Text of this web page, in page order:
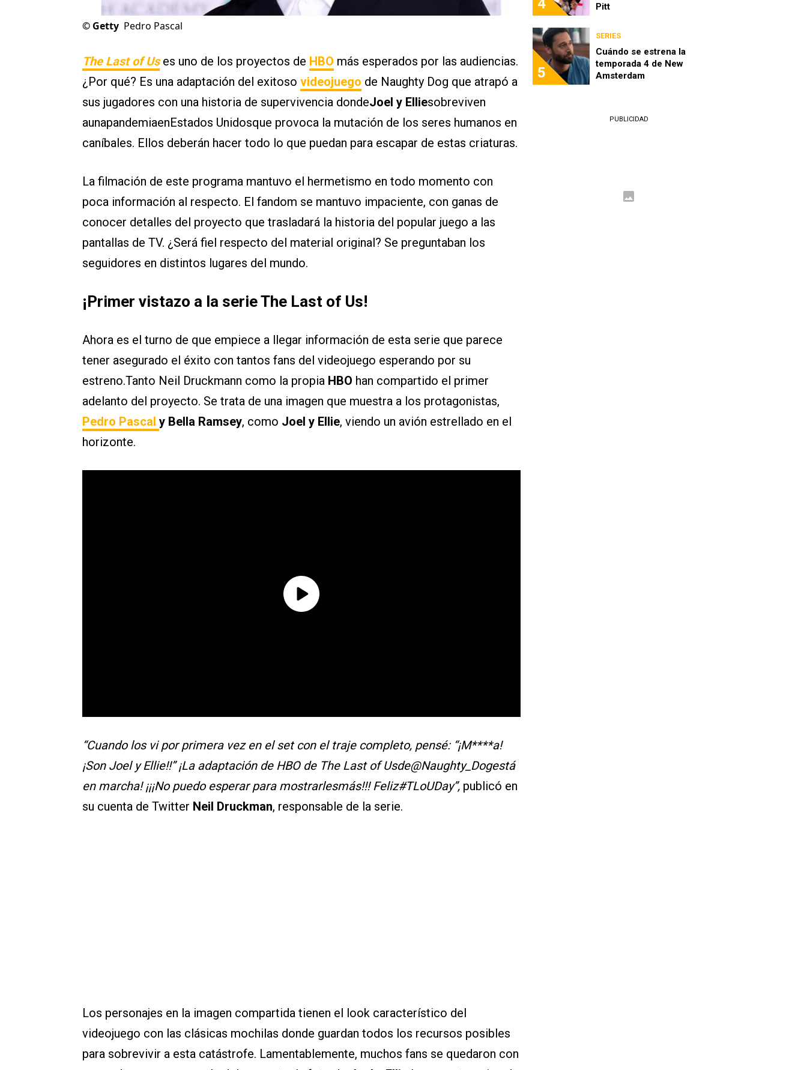
© Getty Pedro Pascal
The Last of Uses uno de los proyectos de HBO más esperados por las audiencias.
¿Por qué? Es una adaptación del exitoso videojuego de Naughty Dog que atrapó a
sus jugadores con una historia de supervivencia dondeJoel y Elliesobreviven
aunapandemiaenEstados Unidosque provoca la mutación de los seres humanos en
caníbales. Ellos deberán hacer todo lo que puedan para escapar de estas criaturas.
La filmación de este programa mantuvo el hermetismo en todo momento con
poca información al respecto. El fandom se mantuvo impaciente, con ganas de
conocer detalles del proyecto que trasladará la historia del popular juego a las
pantallas de TV. ¿Será fiel respecto del material original? Se preguntaban los
seguidores en distintos lugares del mundo.
¡Primer vistazo a la serie The Last of Us!
Ahora es el turno de que empiece a llegar información de esta serie que parece
tener asegurado el éxito con tantos fans del videojuego esperando por su
estreno.Tanto Neil Druckmann como la propia HBO han compartido el primer
adelanto del proyecto. Se trata de una imagen que muestra a los protagonistas,
Pedro Pascal y Bella Ramsey, como Joel y Ellie, viendo un avión estrellado en el
horizonte.
“Cuando los vi por primera vez en el set con el traje completo, pensé: “¡M****a!
¡Son Joel y Ellie!!” ¡La adaptación de HBO de The Last of Usde@Naughty_Dogestá
en marcha! ¡¡¡No puedo esperar para mostrarlesmás!!! Feliz#TLoUDay”, publicó en
su cuenta de Twitter Neil Druckman, responsable de la serie.
Los personajes en la imagen compartida tienen el look característico del
videojuego con las clásicas mochilas donde guardan todos los recursos posibles
para sobrevivir a esta catástrofe. Lamentablemente, muchos fans se quedaron con
4 Pitt
5
SERIES
Cuándo se estrena la
temporada 4 de New
Amsterdam
PUBLICIDAD